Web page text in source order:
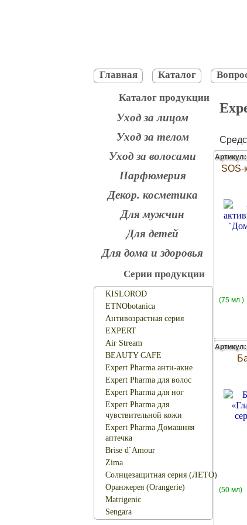
Главная Каталог
Каталог продукции
Уход за лицом
Уход за телом
Уход за волосами
Парфюмерия
Декор. косметика
Для мужчин
Для детей
Для дома и здоровья
Серии продукции
KISLOROD
ETNObotanica
Антивозрастная серия
EXPERT
Air Stream
BEAUTY CAFЕ
Expert Pharma анти-акне
Expert Pharma для волос
Expert Pharma для ног
Expert Pharma для
чувствительной кожи
Expert Pharma Домашняя
аптечка
Brise d`Amour
Zima
Солнцезащитная серия (ЛЕТО)
Оранжерея (Orangerie)
Matrigenic
Sengara
Артикул:
(75 мл.)
Артикул:
(50 мл)